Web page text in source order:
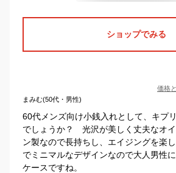
ショップでみる
価格
まみむ(50代・男性)
60代メンズ向け小銭入れとして、キプ
でしょうか？ 光沢が美しく丈夫なオ
ン製なので長持ちし、エイジングを楽
でミニマルなデザインなので大人男性
ケースですね。